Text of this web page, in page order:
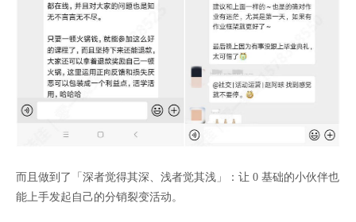
而且做到了「深者觉得其深、浅者觉其浅」：让 0 基础的小伙伴也
能上手发起自己的分销裂变活动。